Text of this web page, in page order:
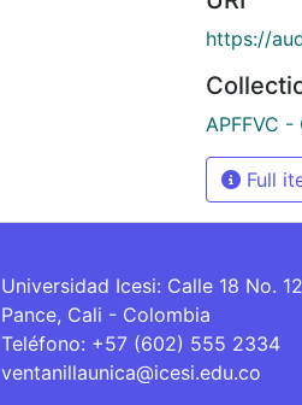
https://
APFFVC
Full
Universidad Icesi: Calle 18 No.
Pance, Cali - Colombia
Teléfono: +57 (602) 555 2334
ventanillaunica@icesi.edu.co